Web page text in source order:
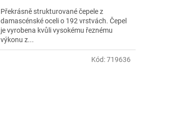
Překrásně strukturované čepele z
damascénské oceli o 192 vrstvách. Čepel
je vyrobena kvůli vysokému řeznému
výkonu z...
Kód:719636